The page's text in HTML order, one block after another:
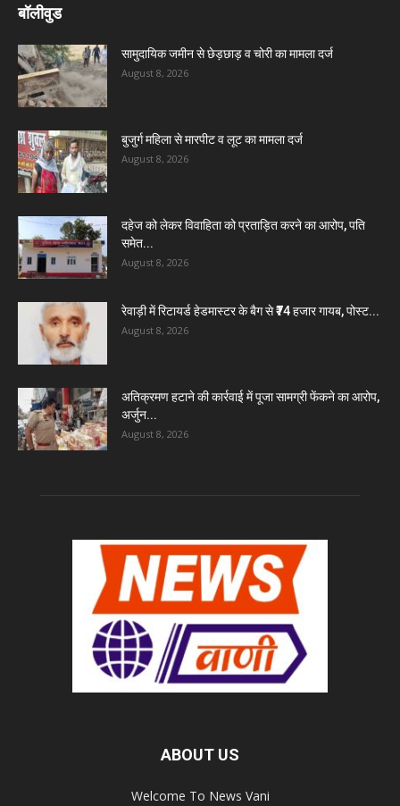
बॉलीवुड
सामुदायिक जमीन से छेड़छाड़ व चोरी का मामला दर्ज
August 8, 2026
बुजुर्ग महिला से मारपीट व लूट का मामला दर्ज
August 8, 2026
दहेज को लेकर विवाहिता को प्रताड़ित करने का आरोप, पति
समेत...
August 8, 2026
रेवाड़ी में रिटायर्ड हेडमास्टर के बैग से ₹74 हजार गायब, पोस्ट...
August 8, 2026
अतिक्रमण हटाने की कार्रवाई में पूजा सामग्री फेंकने का आरोप,
अर्जुन...
August 8, 2026
ABOUT US
Welcome To News Vani